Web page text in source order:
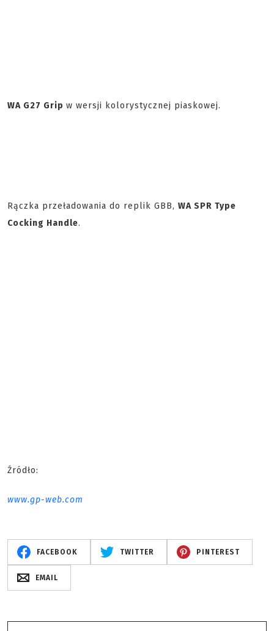
WA G27 Grip w wersji kolorystycznej piaskowej.
Rączka przeładowania do replik GBB, WA SPR Type
Cocking Handle.
Źródło:
www.gp-web.com
FACEBOOK TWITTER PINTEREST
EMAIL